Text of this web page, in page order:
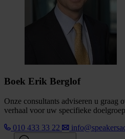
Boek Erik Berglof
Onze consultants adviseren u graag
verhaal voor uw specifieke
010 433 33 22